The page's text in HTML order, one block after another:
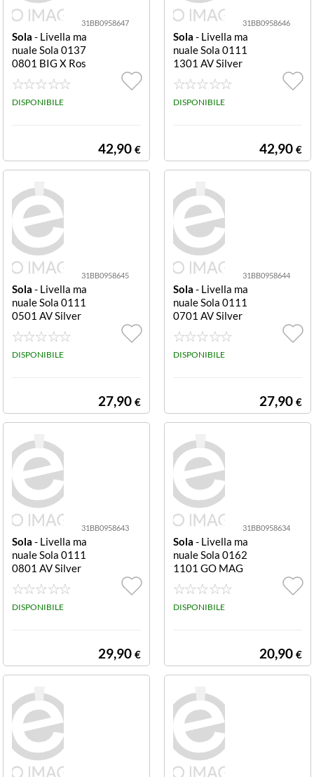
31BB0958647
Sola - Livella ma
nuale Sola 0137
0801 BIG X Ros
so
DISPONIBILE
42,90 €
31BB0958646
Sola - Livella ma
nuale Sola 0111
1301 AV Silver
DISPONIBILE
42,90 €
31BB0958645
Sola - Livella ma
nuale Sola 0111
0501 AV Silver
DISPONIBILE
27,90 €
31BB0958644
Sola - Livella ma
nuale Sola 0111
0701 AV Silver
DISPONIBILE
27,90 €
31BB0958643
Sola - Livella ma
nuale Sola 0111
0801 AV Silver
DISPONIBILE
29,90 €
31BB0958634
Sola - Livella ma
nuale Sola 0162
1101 GO MAG
NETIC Rosso
DISPONIBILE
20,90 €